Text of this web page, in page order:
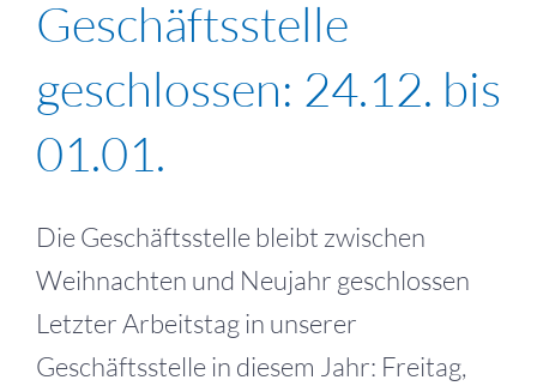
Geschäftsstelle
geschlossen: 24.12. bis
01.01.
Die Geschäftsstelle bleibt zwischen
Weihnachten und Neujahr geschlossen
Letzter Arbeitstag in unserer
Geschäftsstelle in diesem Jahr: Freitag,